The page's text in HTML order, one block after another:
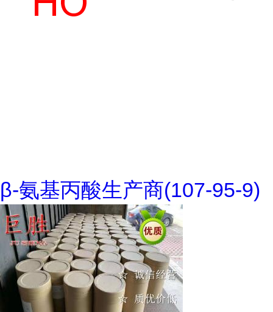
β-氨基丙酸生产商(107-95-9)